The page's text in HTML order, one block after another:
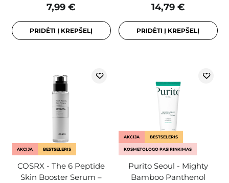
7,99 €
PRIDĖTI Į KREPŠELĮ
14,79 €
PRIDĖTI Į KREPŠELĮ
AKCIJA BESTSELERIS
COSRX - The 6 Peptide
Skin Booster Serum –
AKCIJA BESTSELERIS
KOSMETOLOGO PASIRINKIMAS
Purito Seoul - Mighty
Bamboo Panthenol